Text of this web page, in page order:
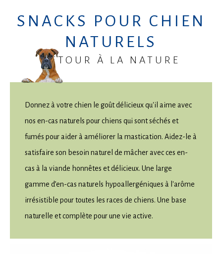
SNACKS POUR CHIEN
NATURELS
RETOUR À LA NATURE
Donnez à votre chien le goût délicieux qu'il aime avec
nos en-cas naturels pour chiens qui sont séchés et
fumés pour aider à améliorer la mastication. Aidez-le à
satisfaire son besoin naturel de mâcher avec ces en-
cas à la viande honnêtes et délicieux. Une large
gamme d’en-cas naturels hypoallergéniques à l'arôme
irrésistible pour toutes les races de chiens. Une base
naturelle et complète pour une vie active.